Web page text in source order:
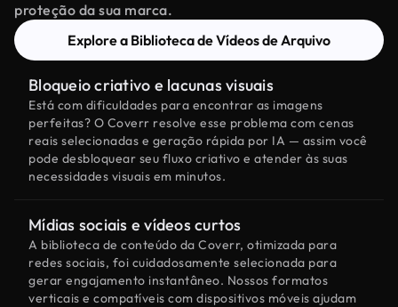
proteção da sua marca.
Explore a Biblioteca de Vídeos de Arquivo
Bloqueio criativo e lacunas visuais
Está com dificuldades para encontrar as imagens
perfeitas? O Coverr resolve esse problema com cenas
reais selecionadas e geração rápida por IA — assim você
pode desbloquear seu fluxo criativo e atender às suas
necessidades visuais em minutos.
Mídias sociais e vídeos curtos
A biblioteca de conteúdo da Coverr, otimizada para
redes sociais, foi cuidadosamente selecionada para
gerar engajamento instantâneo. Nossos formatos
verticais e compatíveis com dispositivos móveis ajudam